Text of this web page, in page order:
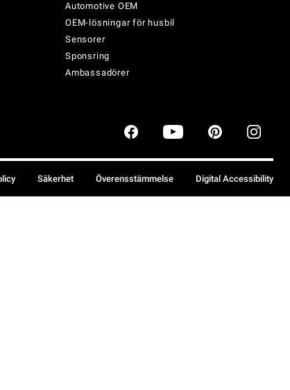
Automotive OEM
OEM-lösningar för husbil
Sensorer
Sponsring
Ambassadörer
Säkerhet Överensstämmelse Digital Accessibility